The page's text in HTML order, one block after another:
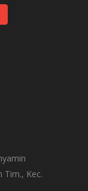
Tim., Kec.